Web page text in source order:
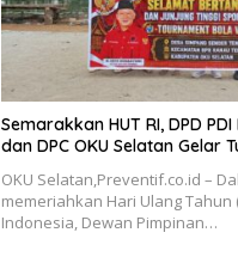
Semarakkan HUT RI, DPD
dan DPC OKU Selatan Gelar
OKU Selatan,Preventif.co.id –
memeriahkan Hari Ulang Tahun
Indonesia, Dewan Pimpinan…